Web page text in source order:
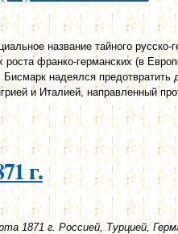
название тайного русско-
франко-германских (в
надеялся предотвратить
и Италией, направленный
1887 г.
г.
1871 г. Россией, Турцией,